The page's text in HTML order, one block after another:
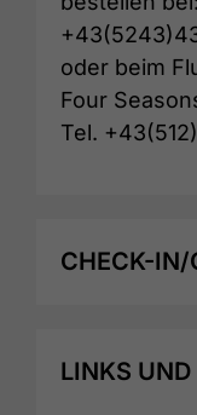
oder beim
Four
Tel.
CHECK-IN/
LINKS